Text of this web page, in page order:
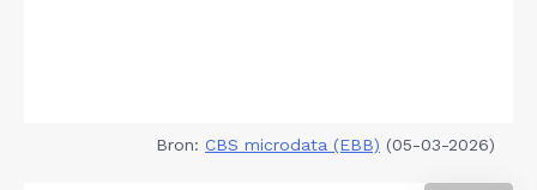
Bron: CBS microdata (EBB) (05-03-2026)